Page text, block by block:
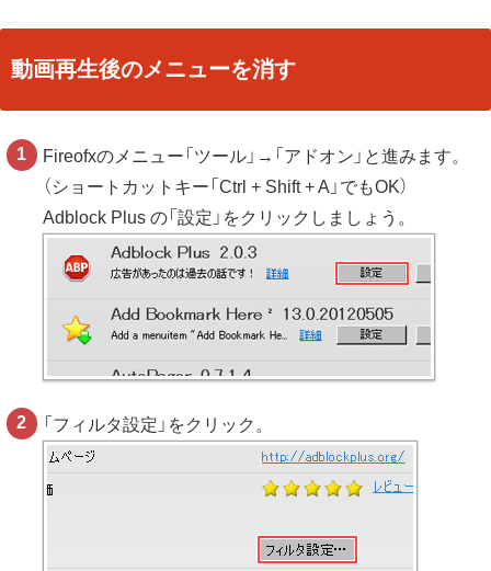
動画再生後のメニューを消す
Fireofxのメニュー「ツール」→「アドオン」と進みます。
（ショートカットキー「Ctrl + Shift + A」でもOK）
Adblock Plus の「設定」をクリックしましょう。
「フィルタ設定」をクリック。